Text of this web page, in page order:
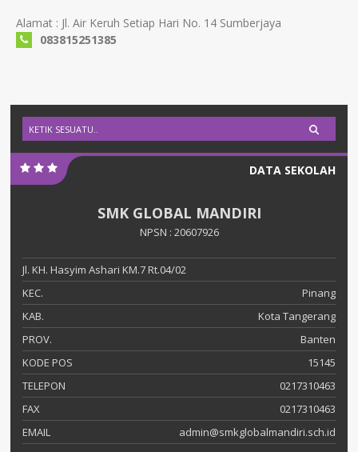
Alamat : Jl. Air Keruh Setiap Hari No. 14 Sumberjaya
083815251385
DATA SEKOLAH
SMK GLOBAL MANDIRI
NPSN : 20607926
Jl. KH. Hasyim Ashari KM.7 Rt.04/02
KEC.
Pinang
KAB.
Kota Tangerang
PROV.
Banten
KODE POS
15145
TELEPON
0217310463
FAX
0217310463
EMAIL
admin@smkglobalmandiri.sch.id